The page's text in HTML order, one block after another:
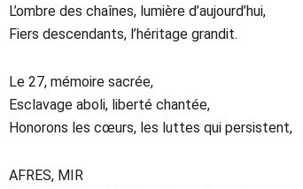
L’ombre des chaînes, lumière d’aujourd’hui,
Fiers descendants, l’héritage grandit.
Le 27, mémoire sacrée,
Esclavage aboli, liberté chantée,
Honorons les cœurs, les luttes qui persistent,
AFRES, MIR